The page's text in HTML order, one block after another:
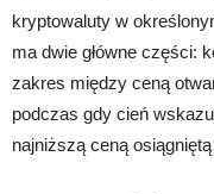
kryptowaluty w
ma dwie główne części:
zakres między ceną
podczas gdy cień
najniższą ceną